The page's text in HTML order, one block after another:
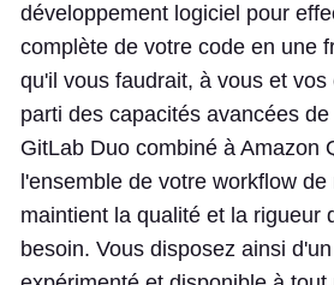
développement logiciel pour
complète de votre code en une
qu'il vous faudrait, à vous et
parti des capacités avancées
GitLab Duo combiné à Amazon
l'ensemble de votre workflow
maintient la qualité et la rigueur
besoin. Vous disposez ainsi